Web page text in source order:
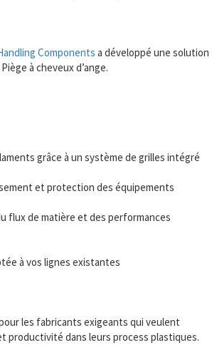
Components a développé une solution
à cheveux d’ange.
grâce à un système de grilles intégré
et protection des équipements
flux de matière et des performances
à vos lignes existantes
les fabricants exigeants qui veulent
productivité dans leurs process plastiques.